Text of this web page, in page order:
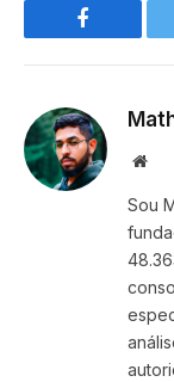
Facebook
Sou